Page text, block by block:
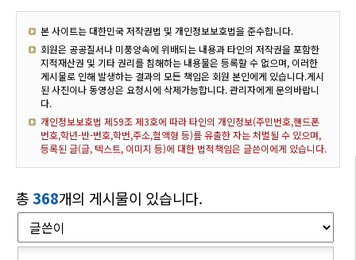
본 사이트는 대한민국 저작권법 및 개인정보보호법을 준수합니다.
회원은 공공질서나 미풍양속에 위배되는 내용과 타인의 저작권을 포함한
지적재산권 및 기타 권리를 침해하는 내용물은 등록할 수 없으며, 이러한
게시물로 인해 발생하는 결과의 모든 책임은 회원 본인에게 있습니다.게시
된 사진이나 동영상은 요청시에 삭제가능합니다. 관리자에게 문의바랍니
다.
개인정보보호법 제59조 제3호에 따라 타인의 개인정보(주민번호,핸드폰
번호,학년-반-번호,학번,주소,혈액형 등)를 유출한 자는 처벌될 수 있으며,
등록된 글(글, 텍스트, 이미지 등)에 대한 법적책임은 글쓴이에게 있습니다.
총 368개의 게시물이 있습니다.